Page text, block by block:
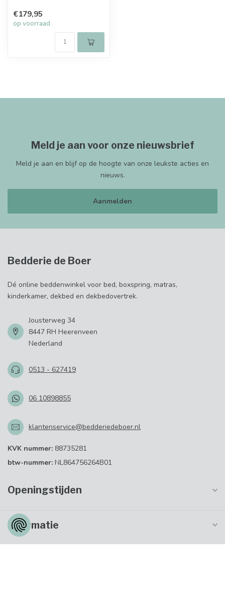
€179,95
op voorraad
Meld je aan voor onze nieuwsbrief
Meld je aan en blijf op de hoogte van onze leukste acties en
nieuws.
Aanmelden
Bedderie de Boer
Dé online beddenwinkel voor bed, boxspring, matras,
kinderkamer, dekbed en dekbedovertrek.
Jousterweg 34
8447 RH Heerenveen
Nederland
0513 - 627419
06 10898855
klantenservice@bedderiedeboer.nl
KVK nummer: 88735281
btw-nummer: NL864756264B01
Openingstijden
Informatie